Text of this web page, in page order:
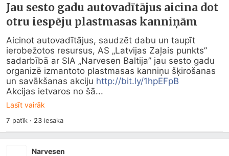
Jau sesto gadu autovadītājus aicina dot
otru iespēju plastmasas kanniņām
Aicinot autovadītājus, saudzēt dabu un taupīt
ierobežotos resursus, AS „Latvijas Zaļais punkts”
sadarbībā ar SIA „Narvesen Baltija” jau sesto gadu
organizē izmantoto plastmasas kanniņu šķirošanas
un savākšanas akciju http://bit.ly/1hpEFpB
Akcijas ietvaros no šā...
Lasīt vairāk
7 patīk · 23iesaka
Narvesen